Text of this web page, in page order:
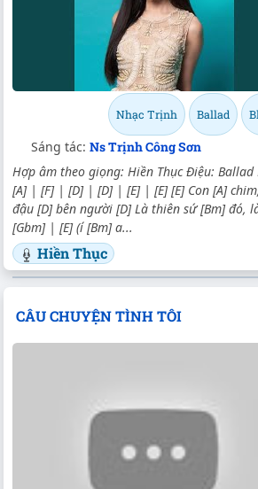
Nhạc Trịnh Ballad
Sáng tác: Ns Trịnh Công Sơn
Hợp âm theo giọng: Hiền Thục Điệu: Ballad
[A] | [F] | [D] | [D] | [E] | [E] [E] Con [A]
đậu [D] bên người [D] Là thiên sứ [Bm] đó,
[Gbm] | [E] (í [Bm] a...
Hiền Thục
CÂU CHUYỆN TÌNH TÔI